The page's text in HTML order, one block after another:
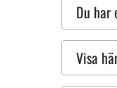
Du har
Visa